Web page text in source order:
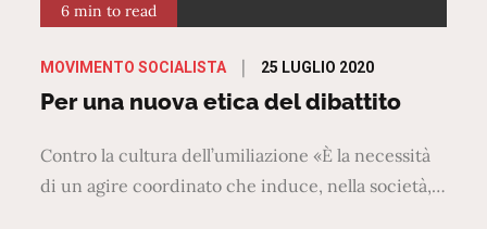
6 min to read
MOVIMENTO SOCIALISTA
Posted
on
25 LUGLIO 2020
Per una nuova etica del dibattito
Contro la cultura dell’umiliazione «È la necessità
di un agire coordinato che induce, nella società,…